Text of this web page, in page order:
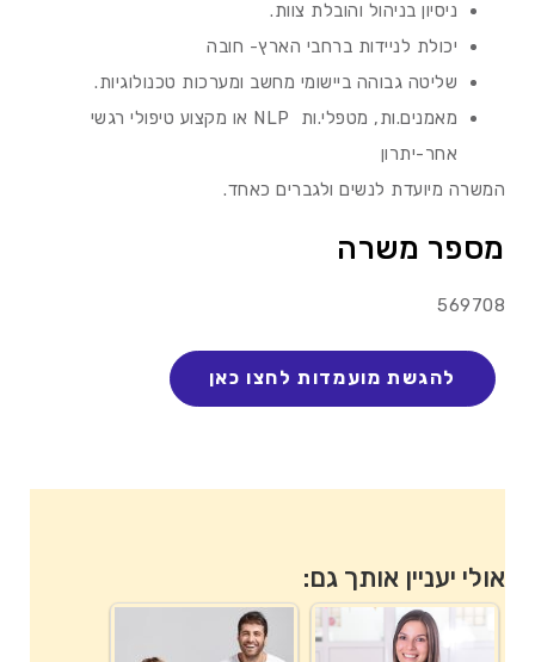
ניסיון בניהול והובלת צוות.
יכולת לניידות ברחבי הארץ- חובה
שליטה גבוהה ביישומי מחשב ומערכות טכנולוגיות.
מאמנים.ות, מטפלי.ות NLP או מקצוע טיפולי רגשי
אחר-יתרון
המשרה מיועדת לנשים ולגברים כאחד.
מספר משרה
569708
אולי יעניין אותך גם: